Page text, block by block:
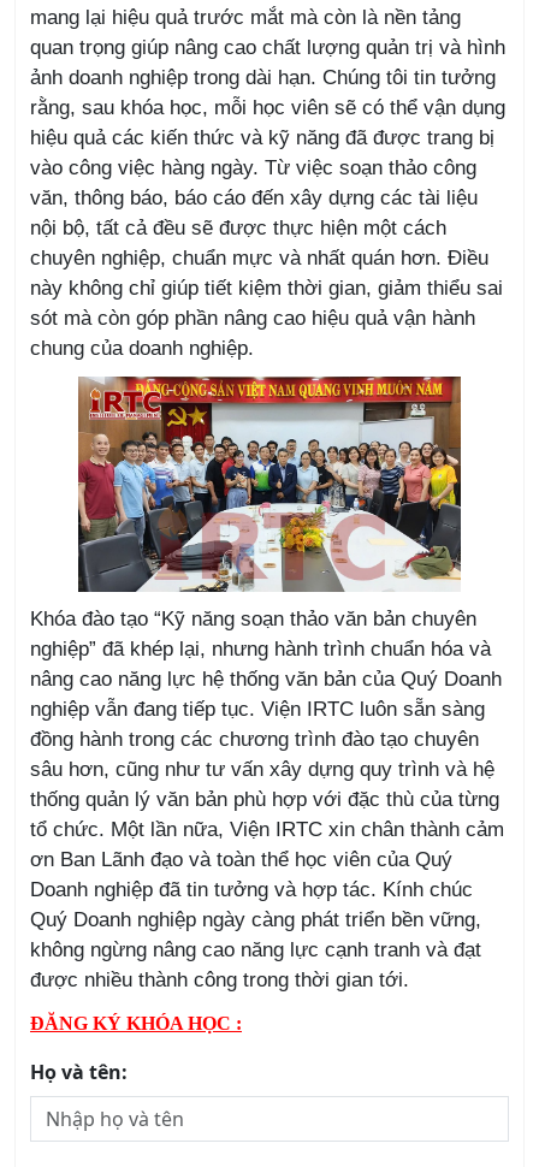
mang lại hiệu quả trước mắt mà còn là nền tảng
quan trọng giúp nâng cao chất lượng quản trị và hình
ảnh doanh nghiệp trong dài hạn. Chúng tôi tin tưởng
rằng, sau khóa học, mỗi học viên sẽ có thể vận dụng
hiệu quả các kiến thức và kỹ năng đã được trang bị
vào công việc hàng ngày. Từ việc soạn thảo công
văn, thông báo, báo cáo đến xây dựng các tài liệu
nội bộ, tất cả đều sẽ được thực hiện một cách
chuyên nghiệp, chuẩn mực và nhất quán hơn. Điều
này không chỉ giúp tiết kiệm thời gian, giảm thiểu sai
sót mà còn góp phần nâng cao hiệu quả vận hành
chung của doanh nghiệp.
Khóa đào tạo “Kỹ năng soạn thảo văn bản chuyên
nghiệp” đã khép lại, nhưng hành trình chuẩn hóa và
nâng cao năng lực hệ thống văn bản của Quý Doanh
nghiệp vẫn đang tiếp tục. Viện IRTC luôn sẵn sàng
đồng hành trong các chương trình đào tạo chuyên
sâu hơn, cũng như tư vấn xây dựng quy trình và hệ
thống quản lý văn bản phù hợp với đặc thù của từng
tổ chức. Một lần nữa, Viện IRTC xin chân thành cảm
ơn Ban Lãnh đạo và toàn thể học viên của Quý
Doanh nghiệp đã tin tưởng và hợp tác. Kính chúc
Quý Doanh nghiệp ngày càng phát triển bền vững,
không ngừng nâng cao năng lực cạnh tranh và đạt
được nhiều thành công trong thời gian tới.
ĐĂNG KÝ KHÓA HỌC :
Họ và tên: